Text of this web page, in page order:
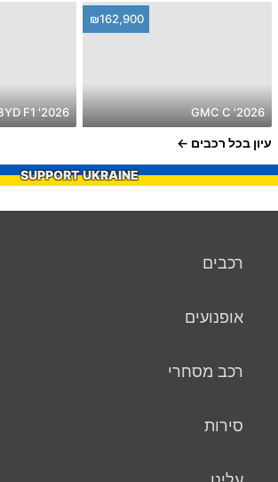
₪162,900
2026' GMC C
2026' BYD F1
עיון בכל רכבים
SUPPORT UKRAINE
רכבים
אופנועים
רכב מסחרי
סירות